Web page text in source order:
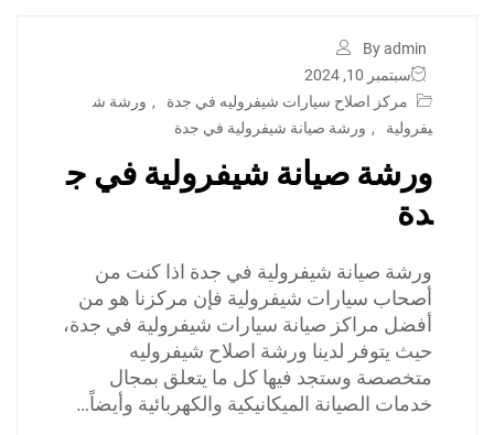
By admin
سبتمبر 10, 2024
مركز اصلاح سيارات شيفروليه في جدة
, ورشة ش
يفرولية
, ورشة صيانة شيفرولية في جدة
ورشة صيانة شيفرولية في ج
دة
ورشة صيانة شيفرولية في جدة اذا كنت من
أصحاب سيارات شيفرولية فإن مركزنا هو من
أفضل مراكز صيانة سيارات شيفرولية في جدة،
حيث يتوفر لدينا ورشة اصلاح شيفروليه
متخصصة وستجد فيها كل ما يتعلق بمجال
خدمات الصيانة الميكانيكية والكهربائية وأيضاً…